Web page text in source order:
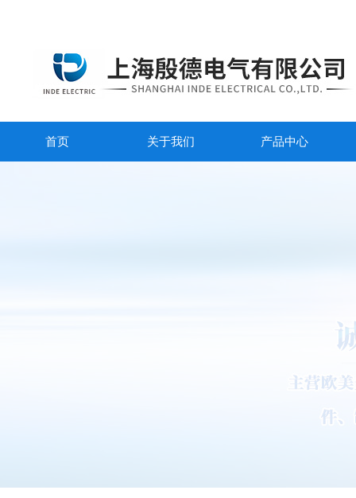
首页 关于我们 产品中心